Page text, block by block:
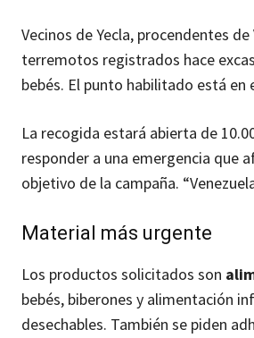
Vecinos de Yecla, procendentes
terremotos registrados hace
bebés. El punto habilitado está en
La recogida estará abierta de
responder a una emergencia que
objetivo de la campaña.
Material más urgente
Los productos solicitados son
bebés, biberones y alimentación
desechables. También se piden